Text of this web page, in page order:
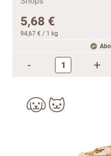
5,68 €
94,67 € / 1 kg
- +